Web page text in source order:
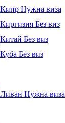
Кипр Нужна виза
Киргизия Без виз
Китай Без виз
Куба Без виз
Ливан Нужна виза